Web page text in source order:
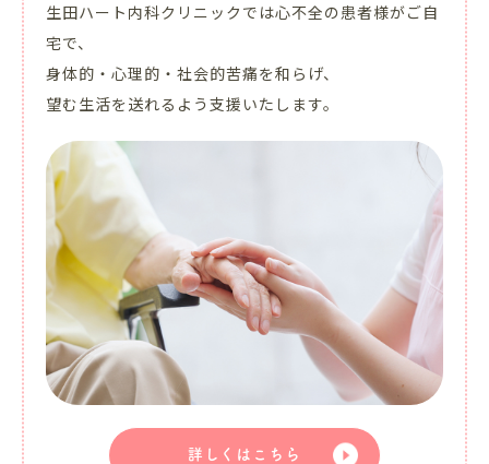
生田ハート内科クリニックでは心不全の患者様がご自
宅で、
身体的・心理的・社会的苦痛を和らげ、
望む生活を送れるよう支援いたします。
詳しくはこちら